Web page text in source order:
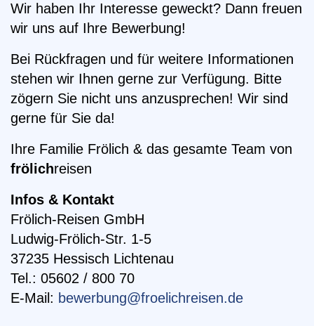
Wir haben Ihr Interesse geweckt? Dann freuen
wir uns auf Ihre Bewerbung!
Bei Rückfragen und für weitere Informationen
stehen wir Ihnen gerne zur Verfügung. Bitte
zögern Sie nicht uns anzusprechen! Wir sind
gerne für Sie da!
Ihre Familie Frölich & das gesamte Team von
frölichreisen
Infos & Kontakt
Frölich-Reisen GmbH
Ludwig-Frölich-Str. 1-5
37235 Hessisch Lichtenau
Tel.: 05602 / 800 70
E-Mail: bewerbung@froelichreisen.de